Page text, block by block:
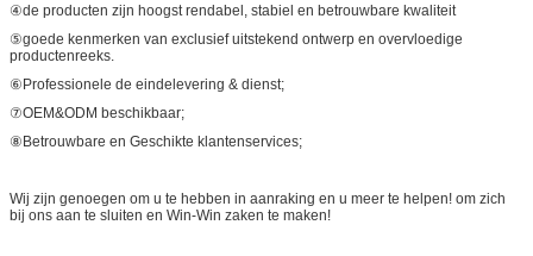
④de producten zijn hoogst rendabel, stabiel en betrouwbare kwaliteit
⑤goede kenmerken van exclusief uitstekend ontwerp en overvloedige
productenreeks.
⑥Professionele de eindelevering & dienst;
⑦OEM&ODM beschikbaar;
⑧Betrouwbare en Geschikte klantenservices;
Wij zijn genoegen om u te hebben in aanraking en u meer te helpen! om zich
bij ons aan te sluiten en Win-Win zaken te maken!